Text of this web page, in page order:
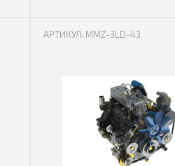
АРТИКУЛ: MMZ-3LD-43